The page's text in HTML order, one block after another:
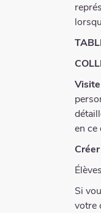
en ce
Élèves
Si
votre